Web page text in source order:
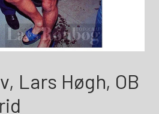
Lars Høgh, OB